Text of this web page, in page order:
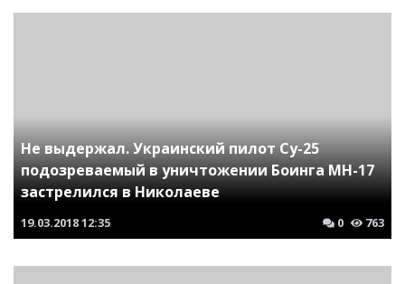
Не выдержал. Украинский пилот Су-25
подозреваемый в уничтожении Боинга MH-17
застрелился в Николаеве
19.03.201812:35 0 763